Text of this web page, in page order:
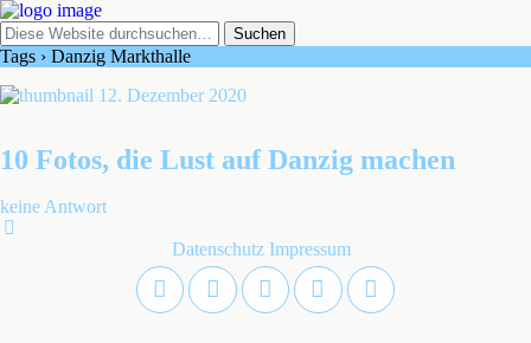
Tags › Danzig Markthalle
12. Dezember 2020
10 Fotos, die Lust auf Danzig machen
keine Antwort
Datenschutz Impressum